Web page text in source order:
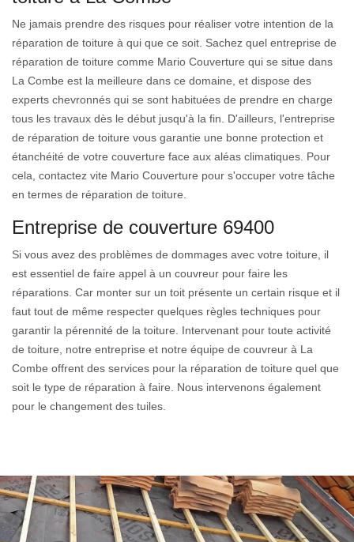
Ne jamais prendre des risques pour réaliser votre intention de la
réparation de toiture à qui que ce soit. Sachez quel entreprise de
réparation de toiture comme Mario Couverture qui se situe dans
La Combe est la meilleure dans ce domaine, et dispose des
experts chevronnés qui se sont habituées de prendre en charge
tous les travaux dès le début jusqu'à la fin. D'ailleurs, l'entreprise
de réparation de toiture vous garantie une bonne protection et
étanchéité de votre couverture face aux aléas climatiques. Pour
cela, contactez vite Mario Couverture pour s'occuper votre tâche
en termes de réparation de toiture.
Entreprise de couverture 69400
Si vous avez des problèmes de dommages avec votre toiture, il
est essentiel de faire appel à un couvreur pour faire les
réparations. Car monter sur un toit présente un certain risque et il
faut tout de même respecter quelques règles techniques pour
garantir la pérennité de la toiture. Intervenant pour toute activité
de toiture, notre entreprise et notre équipe de couvreur à La
Combe offrent des services pour la réparation de toiture quel que
soit le type de réparation à faire. Nous intervenons également
pour le changement des tuiles.